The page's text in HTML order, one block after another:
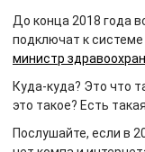
До конца 2018 года
подключат к
министр
Куда-куда? Это что
это такое? Есть
Послушайте, если в